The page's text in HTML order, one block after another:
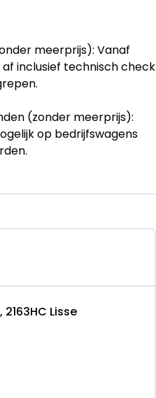
meerprijs): Vanaf
af inclusief technisch check
(zonder meerprijs):
op bedrijfswagens
Euro 6,
Euro 6 en met
Lisse